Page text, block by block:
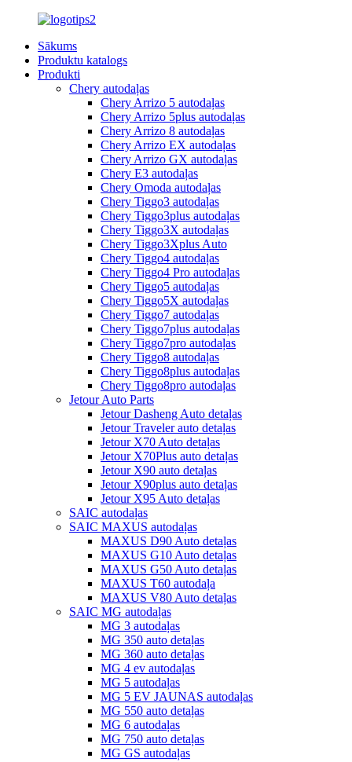
Sākums
Produktu katalogs
Produkti
Chery autodaļas
Chery Arrizo 5 autodaļas
Chery Arrizo 5plus autodaļas
Chery Arrizo 8 autodaļas
Chery Arrizo EX autodaļas
Chery Arrizo GX autodaļas
Chery E3 autodaļas
Chery Omoda autodaļas
Chery Tiggo3 autodaļas
Chery Tiggo3plus autodaļas
Chery Tiggo3X autodaļas
Chery Tiggo3Xplus Auto
Chery Tiggo4 autodaļas
Chery Tiggo4 Pro autodaļas
Chery Tiggo5 autodaļas
Chery Tiggo5X autodaļas
Chery Tiggo7 autodaļas
Chery Tiggo7plus autodaļas
Chery Tiggo7pro autodaļas
Chery Tiggo8 autodaļas
Chery Tiggo8plus autodaļas
Chery Tiggo8pro autodaļas
Jetour Auto Parts
Jetour Dasheng Auto detaļas
Jetour Traveler auto detaļas
Jetour X70 Auto detaļas
Jetour X70Plus auto detaļas
Jetour X90 auto detaļas
Jetour X90plus auto detaļas
Jetour X95 Auto detaļas
SAIC autodaļas
SAIC MAXUS autodaļas
MAXUS D90 Auto detaļas
MAXUS G10 Auto detaļas
MAXUS G50 Auto detaļas
MAXUS T60 autodaļa
MAXUS V80 Auto detaļas
SAIC MG autodaļas
MG 3 autodaļas
MG 350 auto detaļas
MG 360 auto detaļas
MG 4 ev autodaļas
MG 5 autodaļas
MG 5 EV JAUNAS autodaļas
MG 550 auto detaļas
MG 6 autodaļas
MG 750 auto detaļas
MG GS autodaļas